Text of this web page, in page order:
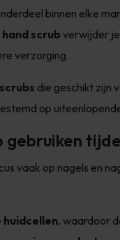
binnen elke
hand scrubverwijder
verzorging.
die geschikt zijn
op
vaak op nagels en
huidcellen, waardoor